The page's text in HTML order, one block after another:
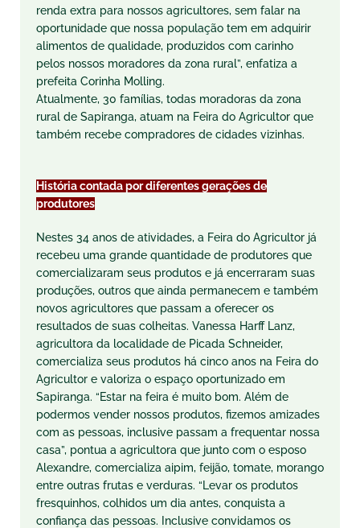
renda extra para nossos agricultores, sem falar na
oportunidade que nossa população tem em adquirir
alimentos de qualidade, produzidos com carinho
pelos nossos moradores da zona rural”, enfatiza a
prefeita Corinha Molling.
Atualmente, 30 famílias, todas moradoras da zona
rural de Sapiranga, atuam na Feira do Agricultor que
também recebe compradores de cidades vizinhas.
História contada por diferentes gerações de
produtores
Nestes 34 anos de atividades, a Feira do Agricultor já
recebeu uma grande quantidade de produtores que
comercializaram seus produtos e já encerraram suas
produções, outros que ainda permanecem e também
novos agricultores que passam a oferecer os
resultados de suas colheitas. Vanessa Harff Lanz,
agricultora da localidade de Picada Schneider,
comercializa seus produtos há cinco anos na Feira do
Agricultor e valoriza o espaço oportunizado em
Sapiranga. “Estar na feira é muito bom. Além de
podermos vender nossos produtos, fizemos amizades
com as pessoas, inclusive passam a frequentar nossa
casa”, pontua a agricultora que junto com o esposo
Alexandre, comercializa aipim, feijão, tomate, morango
entre outras frutas e verduras. “Levar os produtos
fresquinhos, colhidos um dia antes, conquista a
confiança das pessoas. Inclusive convidamos os